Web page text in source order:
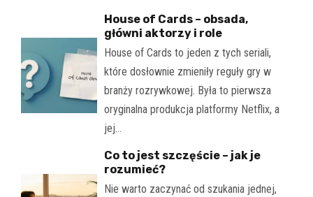
House of Cards – obsada,
główni aktorzy i role
House of Cards to jeden z tych seriali,
które dosłownie zmieniły reguły gry w
branży rozrywkowej. Była to pierwsza
oryginalna produkcja platformy Netflix, a
jej…
Co to jest szczęście – jak je
rozumieć?
Nie warto zaczynać od szukania jednej,